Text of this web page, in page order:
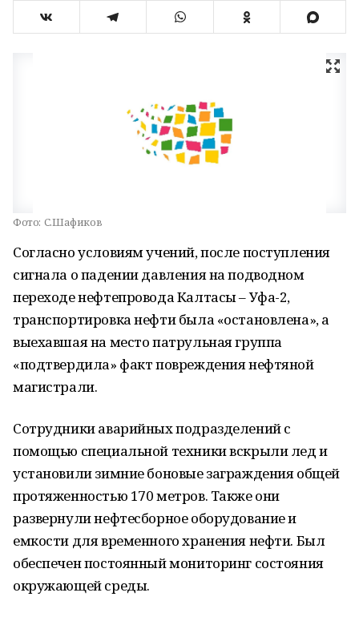
Фото: С.Шафиков
Согласно условиям учений, после поступления
сигнала о падении давления на подводном
переходе нефтепровода Калтасы – Уфа-2,
транспортировка нефти была «остановлена», а
выехавшая на место патрульная группа
«подтвердила» факт повреждения нефтяной
магистрали.
Сотрудники аварийных подразделений с
помощью специальной техники вскрыли лед и
установили зимние боновые заграждения общей
протяженностью 170 метров. Также они
развернули нефтесборное оборудование и
емкости для временного хранения нефти. Был
обеспечен постоянный мониторинг состояния
окружающей среды.